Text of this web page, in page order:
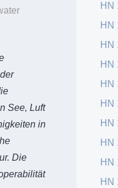
HN
HN
HN
HN
HN
HN
HN
HN
HN
HN
See, Luft
in
Die